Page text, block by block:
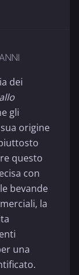
dei
gli
origine
questo
con
bevande
la
una